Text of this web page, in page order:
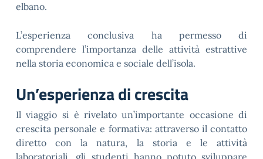
elbano.
L’esperienza conclusiva ha permesso di
comprendere l’importanza delle attività estrattive
nella storia economica e sociale dell’isola.
Un’esperienza di crescita
Il viaggio si è rivelato un’importante occasione di
crescita personale e formativa: attraverso il contatto
diretto con la natura, la storia e le attività
laboratoriali, gli studenti hanno potuto sviluppare